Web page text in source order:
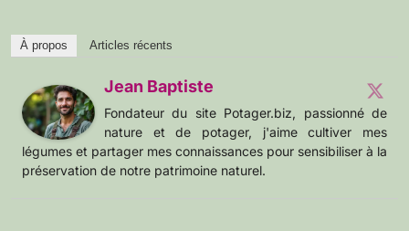
À propos Articles récents
Jean Baptiste
Fondateur du site Potager.biz, passionné de
nature et de potager, j'aime cultiver mes
légumes et partager mes connaissances pour sensibiliser à la
préservation de notre patrimoine naturel.